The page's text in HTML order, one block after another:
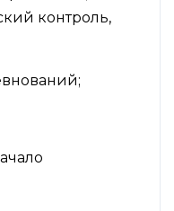
контроль,